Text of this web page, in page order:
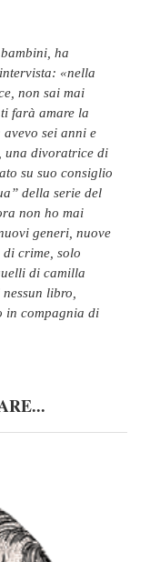
«nella
non sai mai
farà amare la
sei anni e
una divoratrice di
su suo consiglio
della serie del
non ho mai
generi, nuove
crime, solo
di camilla
libro,
in compagnia di